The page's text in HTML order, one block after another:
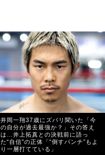
井岡一翔37歳にズバリ聞いた「今
の自分が過去最強か？」その答え
は…井上拓真との決戦前に語っ
た“自信”の正体「“倒すパンチ”もよ
り一層打てている」